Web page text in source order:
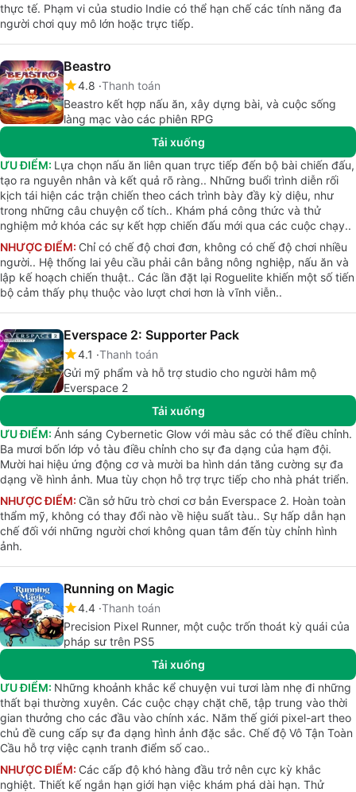
thực tế. Phạm vi của studio Indie có thể hạn chế các tính năng đa
người chơi quy mô lớn hoặc trực tiếp.
Beastro
4.8 Thanh toán
Beastro kết hợp nấu ăn, xây dựng bài, và cuộc sống
làng mạc vào các phiên RPG
Tải xuống
ƯU ĐIỂM: Lựa chọn nấu ăn liên quan trực tiếp đến bộ bài chiến đấu,
tạo ra nguyên nhân và kết quả rõ ràng.. Những buổi trình diễn rối
kịch tái hiện các trận chiến theo cách trình bày đầy kỳ diệu, như
trong những câu chuyện cổ tích.. Khám phá công thức và thử
nghiệm mở khóa các sự kết hợp chiến đấu mới qua các cuộc chạy..
NHƯỢC ĐIỂM: Chỉ có chế độ chơi đơn, không có chế độ chơi nhiều
người.. Hệ thống lai yêu cầu phải cân bằng nông nghiệp, nấu ăn và
lập kế hoạch chiến thuật.. Các lần đặt lại Roguelite khiến một số tiến
bộ cảm thấy phụ thuộc vào lượt chơi hơn là vĩnh viễn..
Everspace 2: Supporter Pack
4.1 Thanh toán
Gửi mỹ phẩm và hỗ trợ studio cho người hâm mộ
Everspace 2
Tải xuống
ƯU ĐIỂM: Ánh sáng Cybernetic Glow với màu sắc có thể điều chỉnh.
Ba mươi bốn lớp vỏ tàu điều chỉnh cho sự đa dạng của hạm đội.
Mười hai hiệu ứng động cơ và mười ba hình dán tăng cường sự đa
dạng về hình ảnh. Mua tùy chọn hỗ trợ trực tiếp cho nhà phát triển.
NHƯỢC ĐIỂM: Cần sở hữu trò chơi cơ bản Everspace 2. Hoàn toàn
thẩm mỹ, không có thay đổi nào về hiệu suất tàu.. Sự hấp dẫn hạn
chế đối với những người chơi không quan tâm đến tùy chỉnh hình
ảnh.
Running on Magic
4.4 Thanh toán
Precision Pixel Runner, một cuộc trốn thoát kỳ quái của
pháp sư trên PS5
Tải xuống
ƯU ĐIỂM: Những khoảnh khắc kể chuyện vui tươi làm nhẹ đi những
thất bại thường xuyên. Các cuộc chạy chặt chẽ, tập trung vào thời
gian thưởng cho các đầu vào chính xác. Năm thế giới pixel-art theo
chủ đề cung cấp sự đa dạng hình ảnh đặc sắc. Chế độ Vô Tận Toàn
Cầu hỗ trợ việc cạnh tranh điểm số cao..
NHƯỢC ĐIỂM: Các cấp độ khó hàng đầu trở nên cực kỳ khắc
nghiệt. Thiết kế ngắn hạn giới hạn việc khám phá dài hạn. Thử